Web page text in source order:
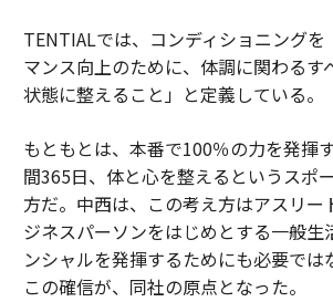
TENTIALでは、コンディショニングを
マンス向上のために、体調に関わるす
状態に整えること」と定義している。
もともとは、本番で100％の力を発揮
間365日、体と心を整えるというスポ
方だ。中西は、この考え方はアスリー
ジネスパーソンをはじめとする一般生
ンシャルを発揮するためにも必要では
この確信が、同社の原点となった。